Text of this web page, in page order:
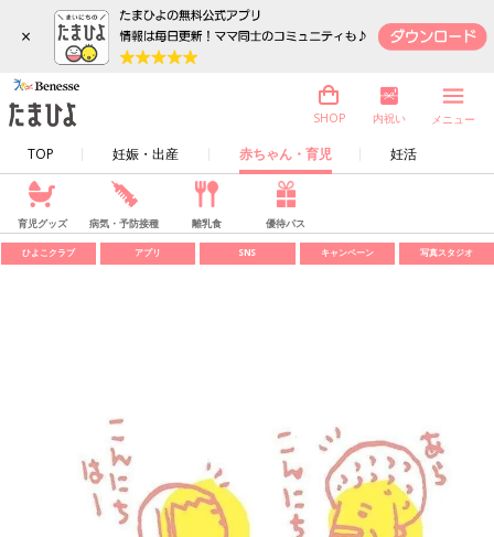
×
TOP 妊娠・出産 赤ちゃん・育児 妊活
SHOP 内祝い メニュー
育児グッズ 病気・予防接種 離乳食 優待パス
ひよこクラブ アプリ SNS キャンペーン 写真スタジオ